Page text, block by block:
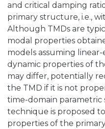
and critical damping
primary structure, i.e.,
Although TMDs are
modal properties
models assuming
dynamic properties of
may differ, potentially
the TMD if it is not
time-domain parametric
technique is proposed
properties of the